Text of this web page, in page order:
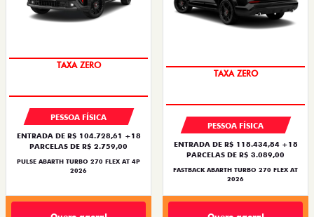
TAXA ZERO
PESSOA FÍSICA
ENTRADA DE R$ 104.728,61 +18
PARCELAS DE R$ 2.759,00
PULSE ABARTH TURBO 270 FLEX AT 4P
2026
TAXA ZERO
PESSOA FÍSICA
ENTRADA DE R$ 118.434,84 +18
PARCELAS DE R$ 3.089,00
FASTBACK ABARTH TURBO 270 FLEX AT
2026